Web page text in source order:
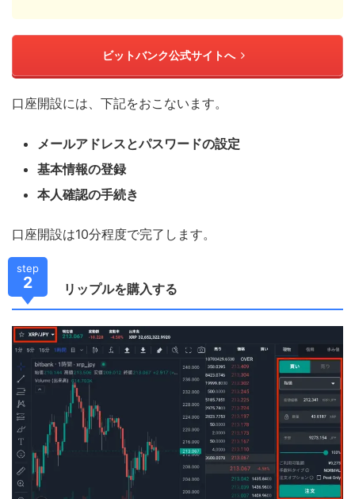
ビットバンク公式サイトへ
口座開設には、下記をおこないます。
メールアドレスとパスワードの設定
基本情報の登録
本人確認の手続き
口座開設は10分程度で完了します。
step
2 リップルを購入する